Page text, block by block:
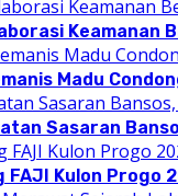
Keamanan
Madu
Sasaran
FAJI Kulon